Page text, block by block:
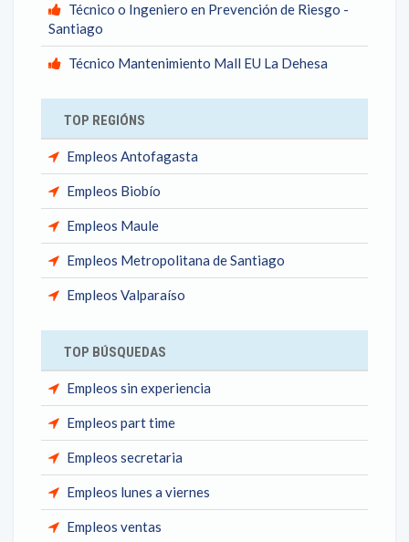
Técnico o Ingeniero en Prevención de Riesgo -
Santiago
Técnico Mantenimiento Mall EU La Dehesa
TOP REGIÓNS
Empleos Antofagasta
Empleos Biobío
Empleos Maule
Empleos Metropolitana de Santiago
Empleos Valparaíso
TOP BÚSQUEDAS
Empleos sin experiencia
Empleos part time
Empleos secretaria
Empleos lunes a viernes
Empleos ventas